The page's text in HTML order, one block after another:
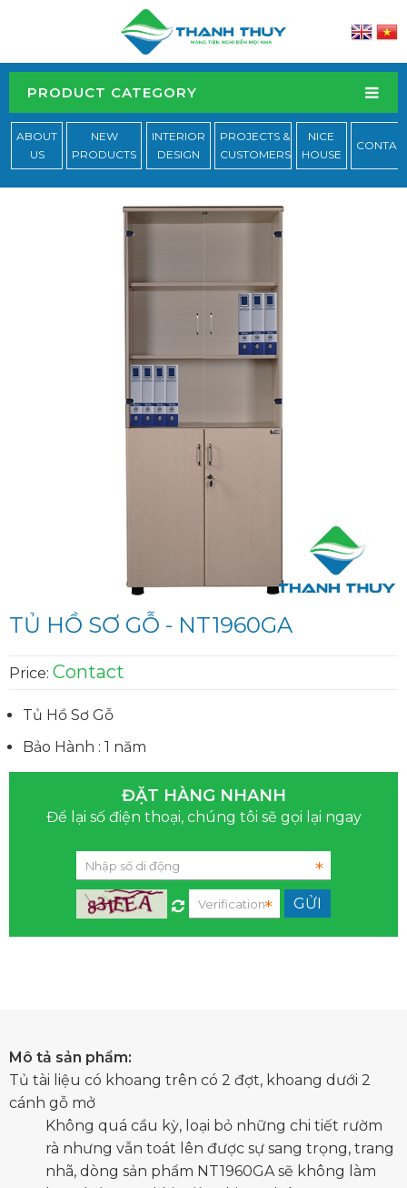
PRODUCT CATEGORY
ABOUT
US
NEW
PRODUCTS
INTERIOR
DESIGN
PROJECTS &
CUSTOMERS
NICE
HOUSE
TỦ HỒ SƠ GỖ - NT1960GA
Price: Contact
Tủ Hồ Sơ Gỗ​​​​​​
Bảo Hành : 1 năm
ĐẶT HÀNG NHANH
Để lại số điện thoại, chúng tôi sẽ gọi lại ngay
Mô tả sản phẩm:
Tủ tài liệu có khoang trên có 2 đợt, khoang dưới 2
cánh gỗ mở
Không quá cầu kỳ, loại bỏ những chi tiết rườm
rà nhưng vẫn toát lên được sự sang trọng, trang
nhã, dòng sản phẩm NT1960GA sẽ không làm